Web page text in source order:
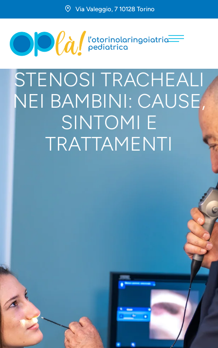
Via Valeggio, 7 10128 Torino
STENOSI TRACHEALI
NEI BAMBINI: CAUSE,
SINTOMI E
TRATTAMENTI